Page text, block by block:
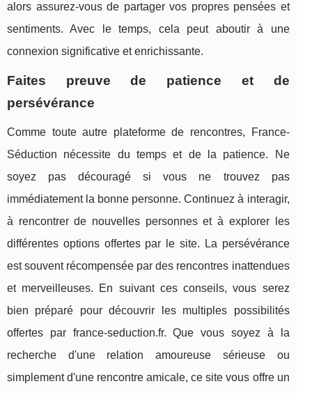
alors assurez-vous de partager vos propres pensées et
sentiments. Avec le temps, cela peut aboutir à une
connexion significative et enrichissante.
Faites preuve de patience et de
persévérance
Comme toute autre plateforme de rencontres, France-
Séduction nécessite du temps et de la patience. Ne
soyez pas découragé si vous ne trouvez pas
immédiatement la bonne personne. Continuez à interagir,
à rencontrer de nouvelles personnes et à explorer les
différentes options offertes par le site. La persévérance
est souvent récompensée par des rencontres inattendues
et merveilleuses. En suivant ces conseils, vous serez
bien préparé pour découvrir les multiples possibilités
offertes par france-seduction.fr. Que vous soyez à la
recherche d'une relation amoureuse sérieuse ou
simplement d'une rencontre amicale, ce site vous offre un